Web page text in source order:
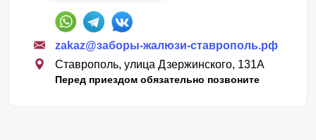
zakaz@заборы-жалюзи-ставрополь.рф
Ставрополь, улица Дзержинского, 131А
Перед приездом обязательно позвоните